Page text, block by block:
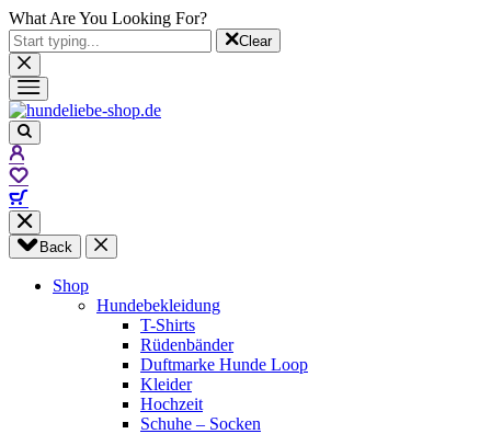
What Are You Looking For?
Clear
Back
Shop
Hundebekleidung
T-Shirts
Rüdenbänder
Duftmarke Hunde Loop
Kleider
Hochzeit
Schuhe – Socken